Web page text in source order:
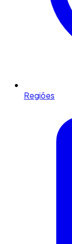
Regiões